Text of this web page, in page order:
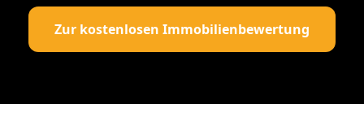
Zur kostenlosen Immobilienbewertung